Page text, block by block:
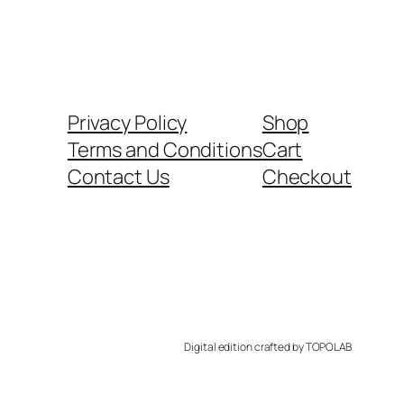
Privacy Policy
Terms and Conditions
Contact Us
Shop
Cart
Checkout
Digital edition crafted by TOPOLAB